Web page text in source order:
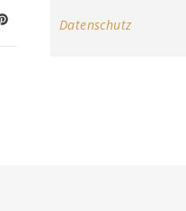
Datenschutz